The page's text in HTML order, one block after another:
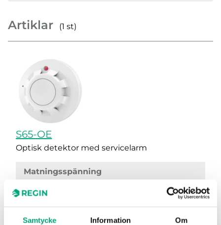
Samtycke Information Om
Artiklar (1 st)
S65-OE
Optisk detektor med servicelarm
Matningsspänning
100x100x50 mm